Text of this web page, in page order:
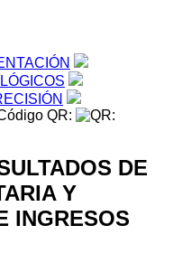
QR:
DE
Y
INGRESOS